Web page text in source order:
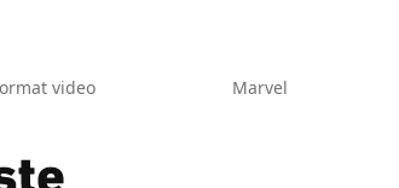
video Marvel